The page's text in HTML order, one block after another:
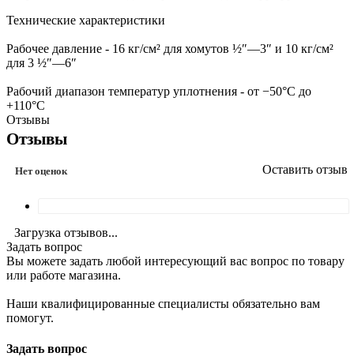
Технические характеристики
Рабочее давление - 16 кг/см² для хомутов ½″—3″ и 10 кг/см²
для 3 ½″—6″
Рабочий диапазон температур уплотнения - от −50°С до
+110°С
Отзывы
Отзывы
Нет оценок Оставить отзыв
Загрузка отзывов...
Задать вопрос
Вы можете задать любой интересующий вас вопрос по товару
или работе магазина.
Наши квалифицированные специалисты обязательно вам
помогут.
Задать вопрос